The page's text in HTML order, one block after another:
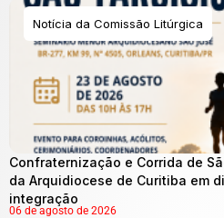
Notícia da Comissão Litúrgica
Confraternização e Corrida de
da Arquidiocese de Curitiba em
integração
06 de agosto de 2026